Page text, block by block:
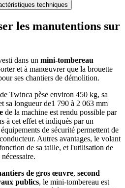
techniques
les manutentions sur
dans un mini-tombereau
et à manœuvrer que la brouette
ses chantiers de démolition.
Twinca pèse environ 450 kg, sa
sa longueur de1 790 à 2 063 mm
de la machine est rendu possible par
à cet effet et indiqués par un
de sécurité permettent de
Autres avantages, le volant
de sa taille, et l'utilisation de
de gros œuvre, second
publics, le mini-tombereau est